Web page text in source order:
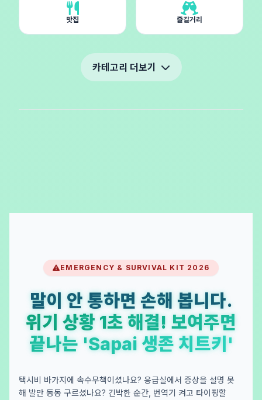
맛집 즐길거리
카테고리 더보기
EMERGENCY & SURVIVAL KIT 2026
말이 안 통하면 손해 봅니다.
위기 상황 1초 해결! 보여주면
끝나는 'Sapai 생존 치트키'
택시비 바가지에 속수무책이셨나요? 응급실에서 증상을 설명 못
해 발만 동동 구르셨나요? 긴박한 순간, 번역기 켜고 타이핑할